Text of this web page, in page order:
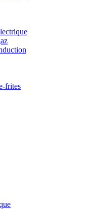
frites